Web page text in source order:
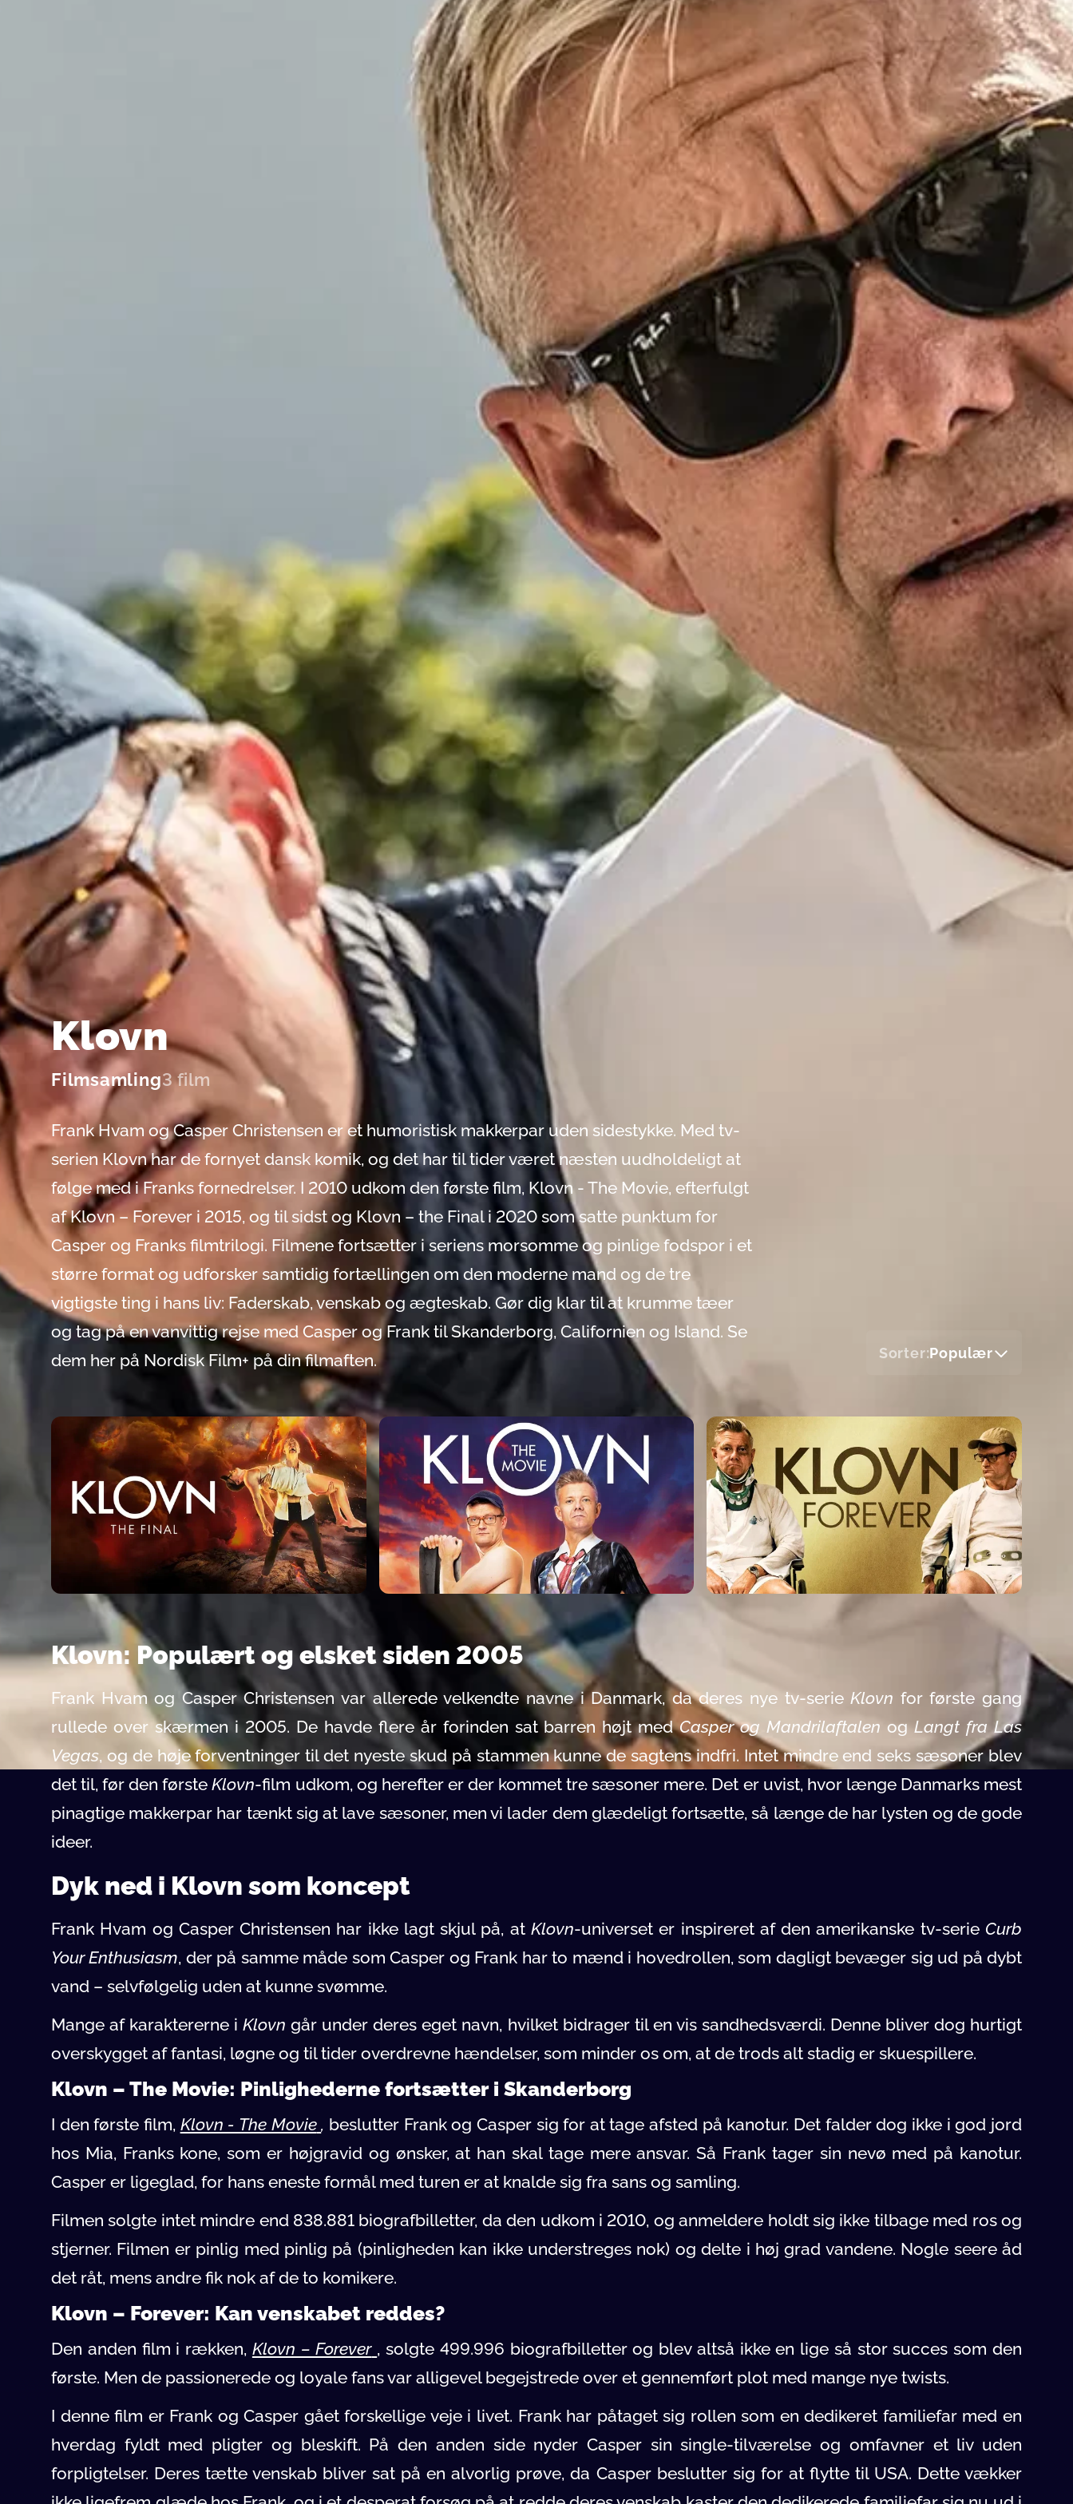
Klovn
Filmsamling3 film
Frank Hvam og Casper Christensen er et humoristisk makkerpar uden sidestykke. Med tv-
serien Klovn har de fornyet dansk komik, og det har til tider været næsten uudholdeligt at
følge med i Franks fornedrelser. I 2010 udkom den første film, Klovn - The Movie, efterfulgt
af Klovn – Forever i 2015, og til sidst og Klovn – the Final i 2020 som satte punktum for
Casper og Franks filmtrilogi. Filmene fortsætter i seriens morsomme og pinlige fodspor i et
større format og udforsker samtidig fortællingen om den moderne mand og de tre
vigtigste ting i hans liv: Faderskab, venskab og ægteskab. Gør dig klar til at krumme tæer
og tag på en vanvittig rejse med Casper og Frank til Skanderborg, Californien og Island. Se
dem her på Nordisk Film+ på din filmaften.
Sorter:Populær
Klovn: Populært og elsket siden 2005
Frank Hvam og Casper Christensen var allerede velkendte navne i Danmark, da deres nye tv-serieKlovn for første gang
rullede over skærmen i 2005. De havde flere år forinden sat barren højt medCasper og MandrilaftalenogLangt fra Las
Vegas, og de høje forventninger til det nyeste skud på stammen kunne de sagtens indfri. Intet mindre end seks sæsoner blev
det til, før den førsteKlovn-film udkom, og herefter er der kommet tre sæsoner mere. Det er uvist, hvor længe Danmarks mest
pinagtige makkerpar har tænkt sig at lave sæsoner, men vi lader dem glædeligt fortsætte, så længe de har lysten og de gode
ideer.
Dyk ned i Klovn som koncept
Frank Hvam og Casper Christensen har ikke lagt skjul på, atKlovn-universet er inspireret af den amerikanske tv-serie Curb
Your Enthusiasm, der på samme måde som Casper og Frank har to mænd i hovedrollen, som dagligt bevæger sig ud på dybt
vand – selvfølgelig uden at kunne svømme.
Mange af karaktererne iKlovn går under deres eget navn, hvilket bidrager til en vis sandhedsværdi. Denne bliver dog hurtigt
overskygget af fantasi, løgne og til tider overdrevne hændelser, som minder os om, at de trods alt stadig er skuespillere.
Klovn – The Movie: Pinlighederne fortsætter i Skanderborg
I den første film, Klovn - The Movie , beslutter Frank og Casper sig for at tage afsted på kanotur. Det falder dog ikke i god jord
hos Mia, Franks kone, som er højgravid og ønsker, at han skal tage mere ansvar. Så Frank tager sin nevø med på kanotur.
Casper er ligeglad, for hans eneste formål med turen er at knalde sig fra sans og samling.
Filmen solgte intet mindre end 838.881 biografbilletter, da den udkom i 2010, og anmeldere holdt sig ikke tilbage med ros og
stjerner. Filmen er pinlig med pinlig på (pinligheden kan ikke understreges nok) og delte i høj grad vandene. Nogle seere åd
det råt, mens andre fik nok af de to komikere.
Klovn – Forever: Kan venskabet reddes?
Den anden film i rækken, Klovn – Forever , solgte 499.996 biografbilletter og blev altså ikke en lige så stor succes som den
første. Men de passionerede og loyale fans var alligevel begejstrede over et gennemført plot med mange nye twists.
I denne film er Frank og Casper gået forskellige veje i livet. Frank har påtaget sig rollen som en dedikeret familiefar med en
hverdag fyldt med pligter og bleskift. På den anden side nyder Casper sin single-tilværelse og omfavner et liv uden
forpligtelser. Deres tætte venskab bliver sat på en alvorlig prøve, da Casper beslutter sig for at flytte til USA. Dette vækker